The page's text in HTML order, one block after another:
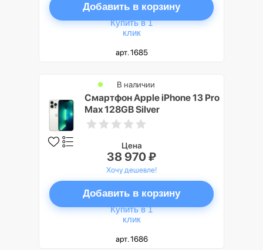
Добавить в корзину
Купить в 1
клик
арт. 1685
Смартфон Apple iPhone 13 Pro
Max 128GB Silver
(Серебристый)
В наличии
Цена
38 970 ₽
Хочу дешевле!
Добавить в корзину
Купить в 1
клик
арт. 1686